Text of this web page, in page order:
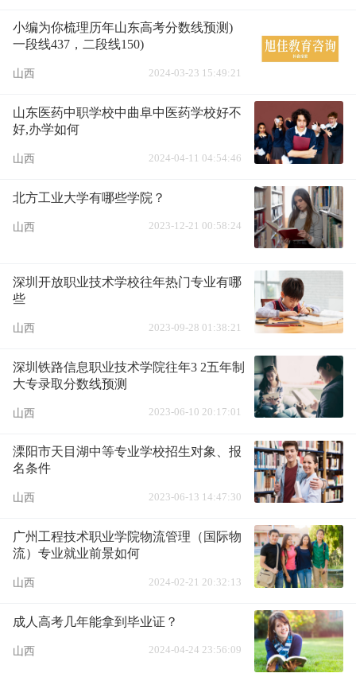
小编为你梳理历年山东高考分数线预测)
一段线437，二段线150)
山西 2024-03-23 15:49:21
山东医药中职学校中曲阜中医药学校好不
好,办学如何
山西 2024-04-11 04:54:46
北方工业大学有哪些学院？
山西 2023-12-21 00:58:24
深圳开放职业技术学校往年热门专业有哪
些
山西 2023-09-28 01:38:21
深圳铁路信息职业技术学院往年3 2五年制
大专录取分数线预测
山西 2023-06-10 20:17:01
溧阳市天目湖中等专业学校招生对象、报
名条件
山西 2023-06-13 14:47:30
广州工程技术职业学院物流管理（国际物
流）专业就业前景如何
山西 2024-02-21 20:32:13
成人高考几年能拿到毕业证？
山西 2024-04-24 23:56:09